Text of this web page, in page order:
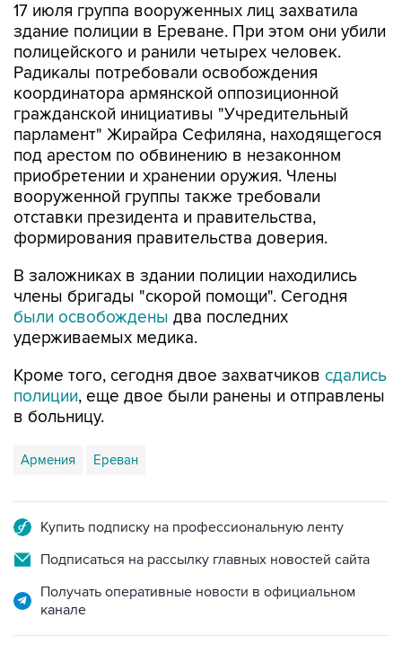
17 июля группа вооруженных лиц захватила
здание полиции в Ереване. При этом они убили
полицейского и ранили четырех человек.
Радикалы потребовали освобождения
координатора армянской оппозиционной
гражданской инициативы "Учредительный
парламент" Жирайра Сефиляна, находящегося
под арестом по обвинению в незаконном
приобретении и хранении оружия. Члены
вооруженной группы также требовали
отставки президента и правительства,
формирования правительства доверия.
В заложниках в здании полиции находились
члены бригады "скорой помощи". Сегодня
были освобождены два последних
удерживаемых медика.
Кроме того, сегодня двое захватчиков сдались
полиции, еще двое были ранены и отправлены
в больницу.
Армения Ереван
Купить подписку на профессиональную ленту
Подписаться на рассылку главных новостей сайта
Получать оперативные новости в официальном
канале